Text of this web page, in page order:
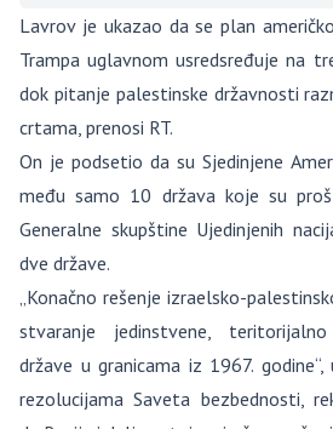
Lavrov je ukazao da se plan
Trampa uglavnom usredsređuje na
dok pitanje palestinske državnosti
crtama, prenosi RT.
On je podsetio da su Sjedinjene
među samo 10 država koje su
Generalne skupštine Ujedinjenih
dve države.
„Konačno rešenje izraelsko-
stvaranje jedinstvene,
države u granicama iz 1967.
rezolucijama Saveta bezbednosti,